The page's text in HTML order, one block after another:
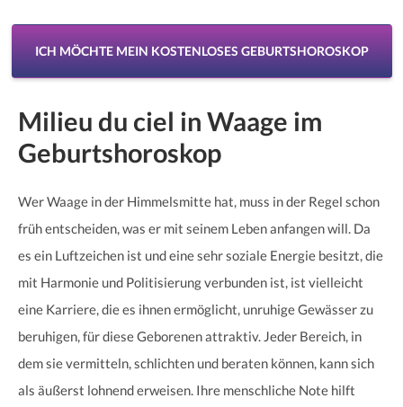
ICH MÖCHTE MEIN KOSTENLOSES GEBURTSHOROSKOP
Milieu du ciel in Waage im
Geburtshoroskop
Wer Waage in der Himmelsmitte hat, muss in der Regel schon
früh entscheiden, was er mit seinem Leben anfangen will. Da
es ein Luftzeichen ist und eine sehr soziale Energie besitzt, die
mit Harmonie und Politisierung verbunden ist, ist vielleicht
eine Karriere, die es ihnen ermöglicht, unruhige Gewässer zu
beruhigen, für diese Geborenen attraktiv. Jeder Bereich, in
dem sie vermitteln, schlichten und beraten können, kann sich
als äußerst lohnend erweisen. Ihre menschliche Note hilft